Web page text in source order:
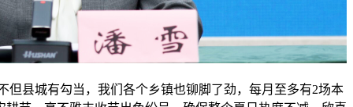
城有勾当，我们各个乡镇也铆脚了劲，每月至多有2场本